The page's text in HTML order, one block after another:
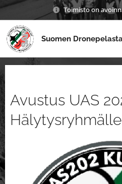
Toimisto on
Suomen
Avustus UAS
Hälytysryhmälle